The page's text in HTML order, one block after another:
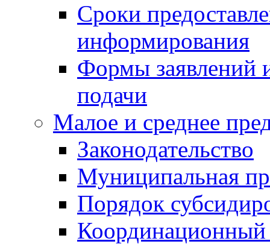
Сроки
информирования
Формы заявлений
подачи
Малое и среднее
Законодательство
Муниципальная
Порядок
Координационный